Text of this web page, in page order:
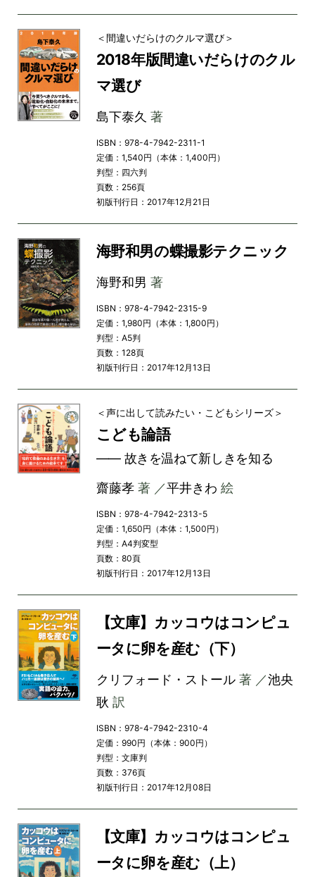
＜間違いだらけのクルマ選び＞
2018年版間違いだらけのクル
マ選び
島下泰久 著
ISBN：978-4-7942-2311-1
定価：1,540円（本体：1,400円）
判型：四六判
頁数：256頁
初版刊行日：2017年12月21日
海野和男の蝶撮影テクニック
海野和男 著
ISBN：978-4-7942-2315-9
定価：1,980円（本体：1,800円）
判型：A5判
頁数：128頁
初版刊行日：2017年12月13日
＜声に出して読みたい・こどもシリーズ＞
こども論語
―― 故きを温ねて新しきを知る
齋藤孝著 ／平井きわ 絵
ISBN：978-4-7942-2313-5
定価：1,650円（本体：1,500円）
判型：A4判変型
頁数：80頁
初版刊行日：2017年12月13日
【文庫】カッコウはコンピュ
ータに卵を産む（下）
クリフォード・ストール著 ／池央
耿 訳
ISBN：978-4-7942-2310-4
定価：990円（本体：900円）
判型：文庫判
頁数：376頁
初版刊行日：2017年12月08日
【文庫】カッコウはコンピュ
ータに卵を産む（上）